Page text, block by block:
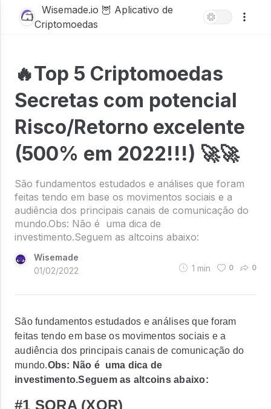
Wisemade.io 🦉 Aplicativo de
Criptomoedas
🔥Top 5 Criptomoedas
Secretas com potencial
Risco/Retorno excelente
(500% em 2022!!!) 🚀🚀
São fundamentos estudados e análises que foram
feitas tendo em base os movimentos sociais e a
audiência dos principais canais de comunicação do
mundo.Obs: Não é uma dica de
investimento.Seguem as altcoins abaixo:
Wisemade
01/02/2022
1 min 0 0
São fundamentos estudados e análises que foram
feitas tendo em base os movimentos sociais e a
audiência dos principais canais de comunicação do
mundo.Obs: Não é uma dica de
investimento.Seguem as altcoins abaixo:
#1 SORA (XOR)